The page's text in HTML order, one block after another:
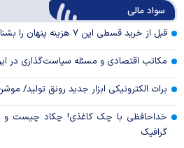
سواد مالی
قبل از خرید قسطی این ۷ هزینه پنهان را بشناسید
مکاتب اقتصادی و مسئله سیاست‌گذاری در
برات الکترونیکی ابزار جدید رونق تولید/
خداحافظی با چک کاغذی! چکاد چیست و
گرافیک